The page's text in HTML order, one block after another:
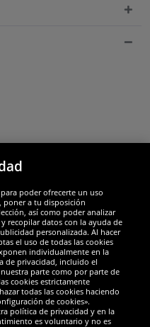
poder ofrecerte un uso
poner a tu disposición
así como poder analizar
recopilar datos con la ayuda de
personalizada. Al hacer
el uso de todas las cookies
individualmente en la
de privacidad, incluido el
parte como por parte de
cookies estrictamente
todas las cookies haciendo
de cookies».
política de privacidad y en la
es voluntario y no es